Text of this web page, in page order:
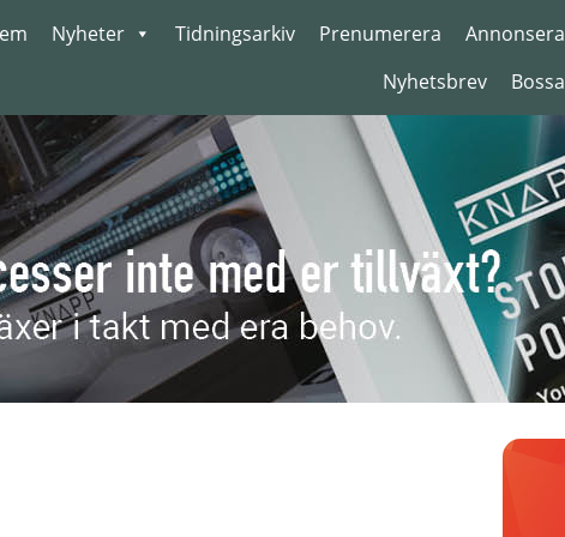
Nyheter Tidningsarkiv Prenumerera Annonsera
Nyhetsbrev
Bossa